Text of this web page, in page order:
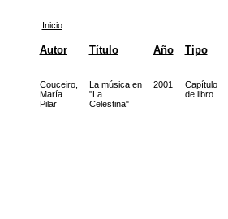
Inicio
Autor Título Año Tipo
Couceiro,
María
Pilar
La música en
"La
Celestina"
2001
Capítulo
de libro